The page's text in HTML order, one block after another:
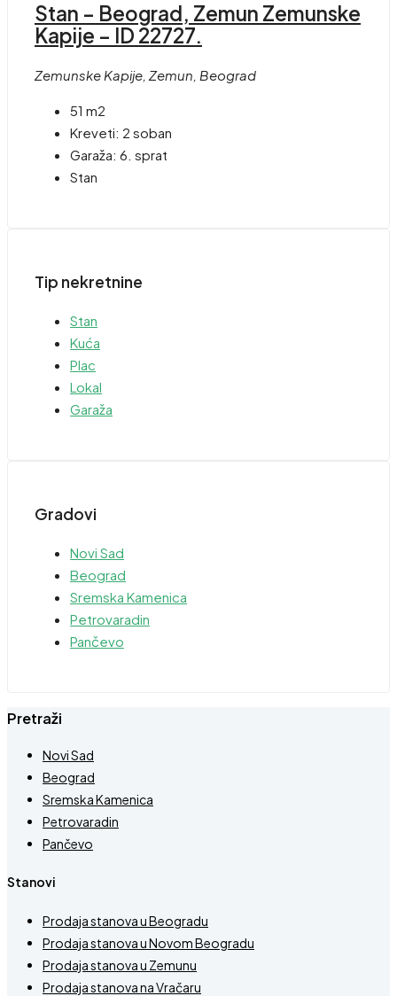
Stan – Beograd, Zemun Zemunske
Kapije – ID 22727.
Zemunske Kapije, Zemun, Beograd
51 m2
Kreveti: 2 soban
Garaža: 6. sprat
Stan
Tip nekretnine
Stan
Kuća
Plac
Lokal
Garaža
Gradovi
Novi Sad
Beograd
Sremska Kamenica
Petrovaradin
Pančevo
Pretraži
Novi Sad
Beograd
Sremska Kamenica
Petrovaradin
Pančevo
Stanovi
Prodaja stanova u Beogradu
Prodaja stanova u Novom Beogradu
Prodaja stanova u Zemunu
Prodaja stanova na Vračaru